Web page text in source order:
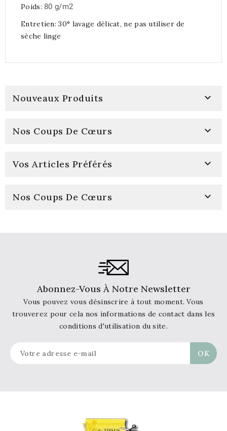
Poids: 80 g/m2
Entretien: 30° lavage délicat, ne pas utiliser de
sèche linge
Nouveaux Produits 
Nos Coups De Cœurs 
Vos Articles Préférés 
Nos Coups De Cœurs 
Abonnez-Vous À Notre Newsletter
Vous pouvez vous désinscrire à tout moment. Vous
trouverez pour cela nos informations de contact dans les
conditions d'utilisation du site.